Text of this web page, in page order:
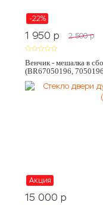
-22%
1 950 p 2 500 p
Венчик - мешалка в
(BR67050196,
Акция
15 000 p